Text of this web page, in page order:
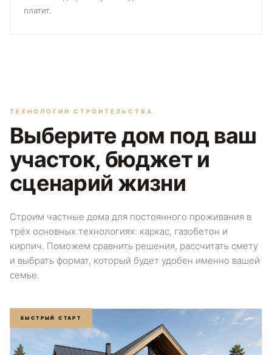
платит.
ТЕХНОЛОГИИ СТРОИТЕЛЬСТВА
Выберите дом под ваш
участок, бюджет и
сценарий жизни
Строим частные дома для постоянного проживания в
трёх основных технологиях: каркас, газобетон и
кирпич. Поможем сравнить решения, рассчитать смету
и выбрать формат, который будет удобен именно вашей
семье.
БЫСТРЫЙ СТАРТ